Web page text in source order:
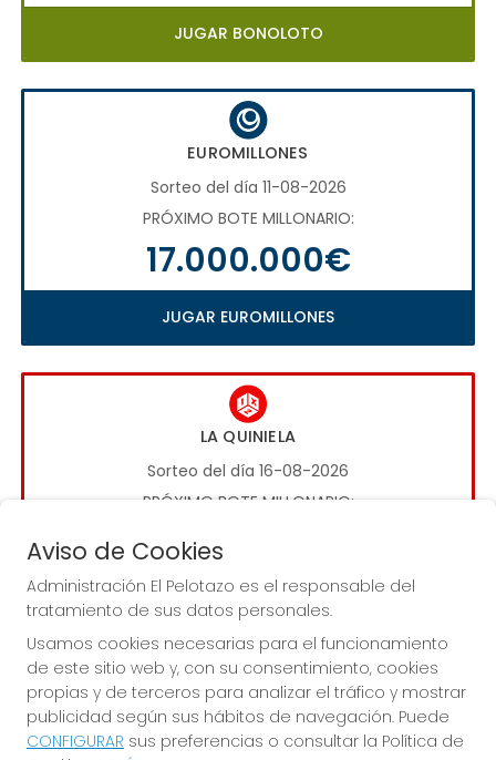
JUGAR BONOLOTO
EUROMILLONES
Sorteo del día 11-08-2026
PRÓXIMO BOTE MILLONARIO:
17.000.000€
JUGAR EUROMILLONES
LA QUINIELA
Sorteo del día 16-08-2026
PRÓXIMO BOTE MILLONARIO:
1.000.000€
JUGAR LA QUINIELA
Aviso de Cookies
Administración El Pelotazo es el responsable del
tratamiento de sus datos personales.
Usamos cookies necesarias para el funcionamiento
de este sitio web y, con su consentimiento, cookies
propias y de terceros para analizar el tráfico y mostrar
publicidad según sus hábitos de navegación. Puede
CONFIGURAR sus preferencias o consultar la Política de